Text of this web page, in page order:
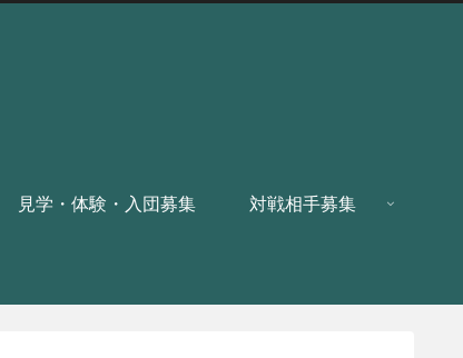
見学・体験・入団募集 対戦相手募集